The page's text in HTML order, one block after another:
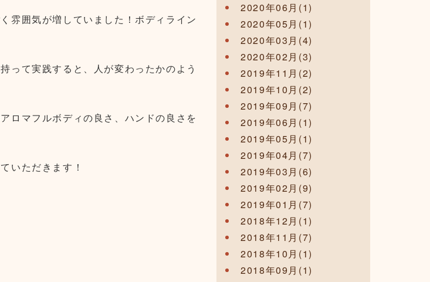
雰囲気が増していました！ボディライン
って実践すると、人が変わったかのよう
ロマフルボディの良さ、ハンドの良さを
いただきます！
2020年06月(1)
2020年05月(1)
2020年03月(4)
2020年02月(3)
2019年11月(2)
2019年10月(2)
2019年09月(7)
2019年06月(1)
2019年05月(1)
2019年04月(7)
2019年03月(6)
2019年02月(9)
2019年01月(7)
2018年12月(1)
2018年11月(7)
2018年10月(1)
2018年09月(1)